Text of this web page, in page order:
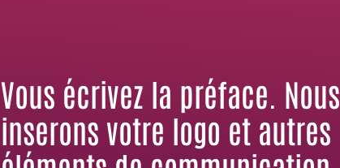
Vous écrivez la préface. Nous
inserons votre logo et autres